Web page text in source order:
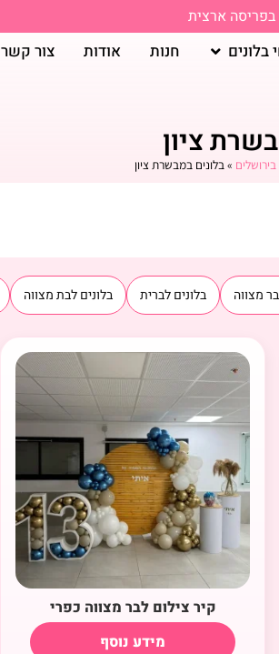
בפריסה ארצית
בלונים חנות אודות צור קשר
ציון
»בלונים במבשרת ציון
מצווה בלונים לברית בלונים לבת מצווה
קיר צילום לבר מצווה כפרי
מידע נוסף